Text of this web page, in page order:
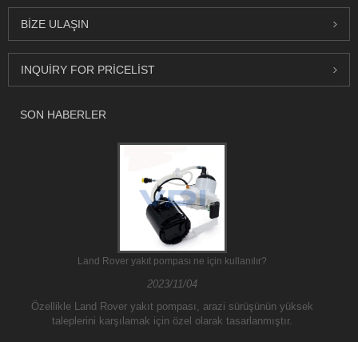
BIZE ULAŞIN
INQUIRY FOR PRICELIST
SON HABERLER
Land Rover yakıt pompası ne için kullanılır?
2023/11/04
Özellikle Land Rover yakıt pompası, arazi sürüşünün yüksek
taleplerini karşılamak için özel olarak tasarlanmıştır.